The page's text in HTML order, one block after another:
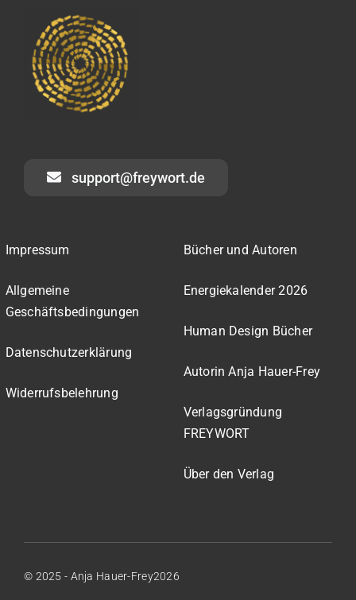
support@freywort.de
Impressum
Allgemeine
Geschäftsbedingungen
Datenschutzerklärung
Widerrufsbelehrung
Bücher und Autoren
Energiekalender 2026
Human Design Bücher
Autorin Anja Hauer-Frey
Verlagsgründung
FREYWORT
Über den Verlag
© 2025 - Anja Hauer-Frey2026